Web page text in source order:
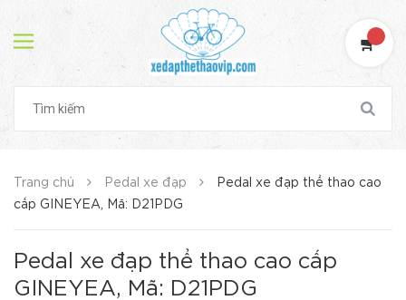
Trang chủ Pedal xe đạp
Pedal xe đạp thể thao cao
cấp GINEYEA, Mã: D21PDG
Pedal xe đạp thể thao cao cấp
GINEYEA, Mã: D21PDG